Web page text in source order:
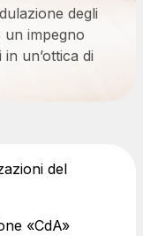
a verde
Bianco
degli
impegno
un’ottica di
del
«CdA»